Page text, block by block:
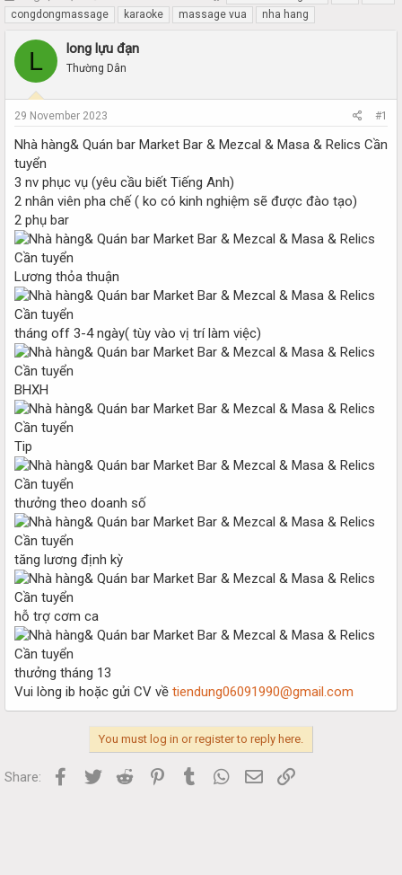
h
r
e
d
a
r
t
e
r
t
a
r
d
e
congdongmassage
karaoke massage vua nha hang
L long lựu đạn
Thường Dân
29 November 2023 #1
Nhà hàng& Quán bar Market Bar & Mezcal & Masa & Relics Cần
tuyển
3 nv phục vụ (yêu cầu biết Tiếng Anh)
2 nhân viên pha chế ( ko có kinh nghiệm sẽ được đào tạo)
2 phụ bar
Lương thỏa thuận
tháng off 3-4 ngày( tùy vào vị trí làm việc)
BHXH
Tip
thưởng theo doanh số
tăng lương định kỳ
hỗ trợ cơm ca
thưởng tháng 13
Vui lòng ib hoặc gửi CV về tiendung06091990@gmail.com
You must log in or register to reply here.
Share: Facebook
Twitter Reddit PinterestTumblr WhatsApp
Email